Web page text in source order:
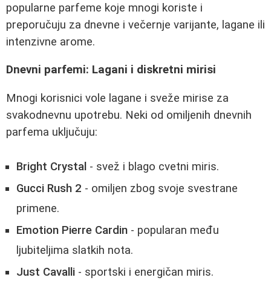
popularne parfeme koje mnogi koriste i
preporučuju za dnevne i večernje varijante, lagane ili
intenzivne arome.
Dnevni parfemi: Lagani i diskretni mirisi
Mnogi korisnici vole lagane i sveže mirise za
svakodnevnu upotrebu. Neki od omiljenih dnevnih
parfema uključuju:
Bright Crystal - svež i blago cvetni miris.
Gucci Rush 2 - omiljen zbog svoje svestrane
primene.
Emotion Pierre Cardin - popularan među
ljubiteljima slatkih nota.
Just Cavalli - sportski i energičan miris.